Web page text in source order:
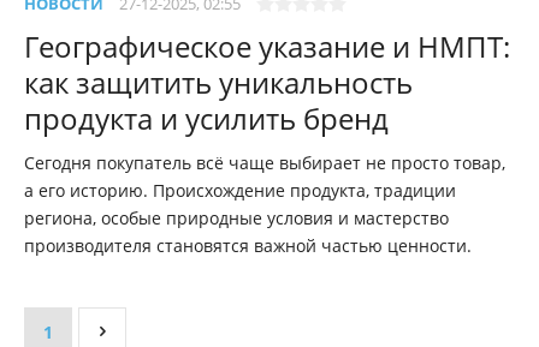
Географическое указание и НМПТ:
как защитить уникальность
продукта и усилить бренд
Сегодня покупатель всё чаще выбирает не просто товар,
а его историю. Происхождение продукта, традиции
региона, особые природные условия и мастерство
производителя становятся важной частью ценности.
1